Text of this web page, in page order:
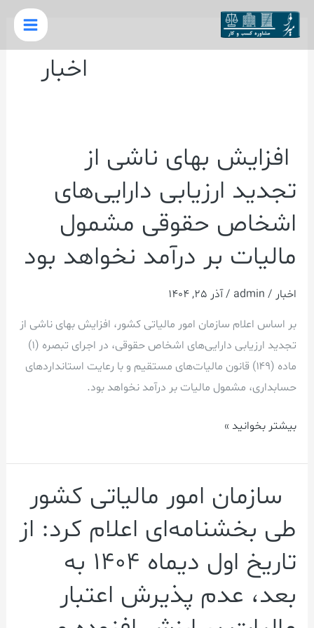
پرش
محتوا
Main
اخبار
افزایش بهای ناشی از
تجدید ارزیابی دارایی‌های
اشخاص حقوقی مشمول
مالیات بر درآمد نخواهد بود
اخبار /
admin
/آذر 25, 1404
بر اساس اعلام سازمان امور مالیاتی کشور، افزایش بهای ناشی از
تجدید ارزیابی دارایی‌های اشخاص حقوقی، در اجرای تبصره (۱)
ماده (۱۴۹) قانون مالیات‌های مستقیم و با رعایت استانداردهای
حسابداری، مشمول مالیات بر درآمد نخواهد بود.
افزایش
ناشی
از
تجدید
ارزیابی
اشخاص
حقوقی
مشمول
مالیات
بر
نخواهد
بیشتر بخوانید »
سازمان امور مالیاتی کشور
طی بخشنامه‌ای اعلام کرد: از
تاریخ اول دیماه ۱۴۰۴ به
بعد، عدم پذیرش اعتبار
سازمان
مالیاتی
کشور
بخشنامه‌ای
اعلام